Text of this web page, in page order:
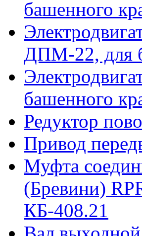
башенного
ДПМ-22, для
башенного
Редуктор
Привод
Муфта
(Бревини)
КБ-408.21